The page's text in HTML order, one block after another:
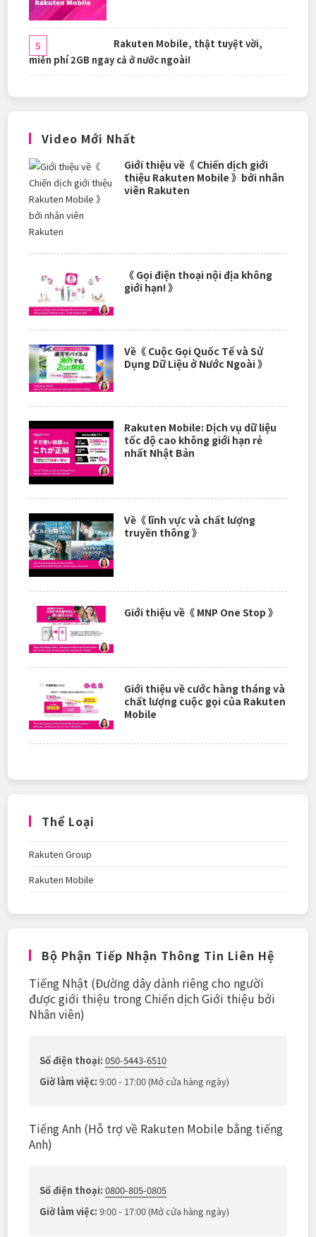
Rakuten Mobile, thật tuyệt vời,
miễn phí 2GB ngay cả ở nước ngoài!
Video Mới Nhất
Giới thiệu về《 Chiến dịch giới
thiệu Rakuten Mobile 》bởi nhân
viên Rakuten
《 Gọi điện thoại nội địa không
giới hạn! 》
Về《 Cuộc Gọi Quốc Tế và Sử
Dụng Dữ Liệu ở Nước Ngoài 》
Rakuten Mobile: Dịch vụ dữ liệu
tốc độ cao không giới hạn rẻ
nhất Nhật Bản
Về《 lĩnh vực và chất lượng
truyền thông 》
Giới thiệu về《 MNP One Stop 》
Giới thiệu về cước hàng tháng và
chất lượng cuộc gọi của Rakuten
Mobile
Thể Loại
Rakuten Group
Rakuten Mobile
Bộ Phận Tiếp Nhận Thông Tin Liên Hệ
Tiếng Nhật (Đường dây dành riêng cho người
được giới thiệu trong Chiến dịch Giới thiệu bởi
Nhân viên)
Số điện thoại:050-5443-6510
Giờ làm việc:9:00 - 17:00 (Mở cửa hàng ngày)
Tiếng Anh (Hỗ trợ về Rakuten Mobile bằng tiếng
Anh)
Số điện thoại:0800-805-0805
Giờ làm việc:9:00 - 17:00 (Mở cửa hàng ngày)